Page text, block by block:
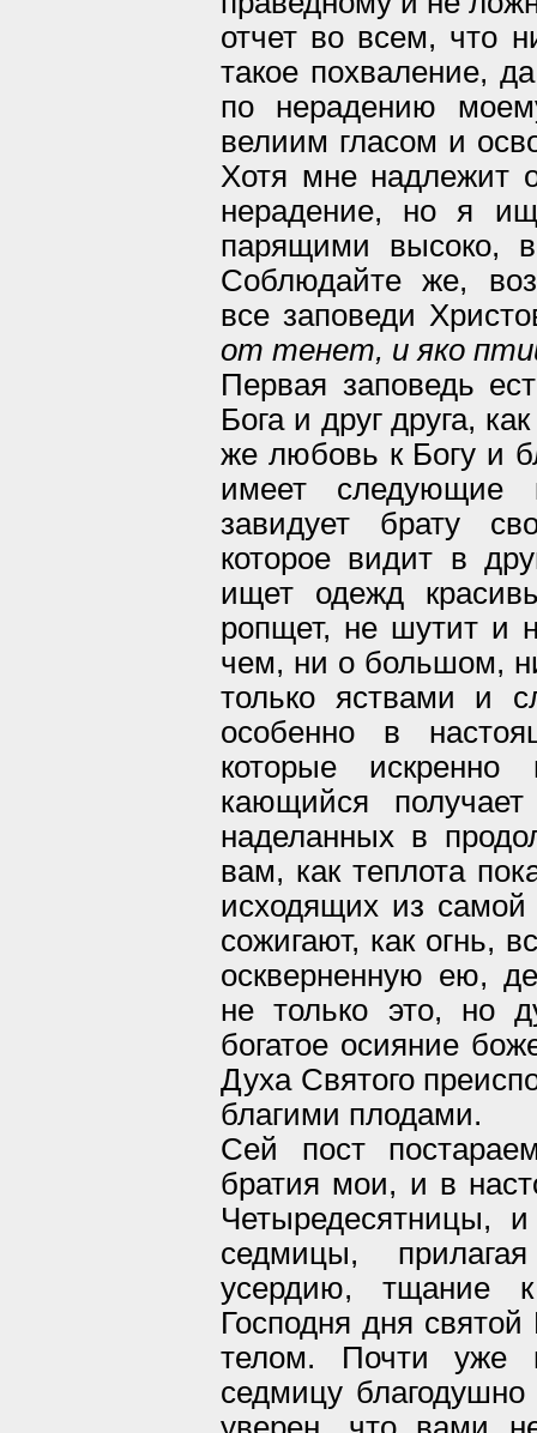
отчет во всем, что
такое похваление,
по нерадению
велиим гласом и
Хотя мне надлежит
нерадение, но я
парящими высоко,
Соблюдайте же,
все заповеди
от тенет, и яко
Первая заповедь
Бога и друг друга,
же любовь к Богу и
имеет следующие
завидует брату
которое видит в
ищет одежд
ропщет, не шутит и
чем, ни о большом,
только яствами и
особенно в
которые
кающийся
наделанных в
вам, как теплота
исходящих из
сожигают, как огнь,
оскверненную ею,
не только это, но
богатое осияние
Духа Святого
благими плодами.
Сей пост
братия мои, и в
Четыредесятницы,
седмицы,
усердию, тщание
Господня дня
телом. Почти уже
седмицу